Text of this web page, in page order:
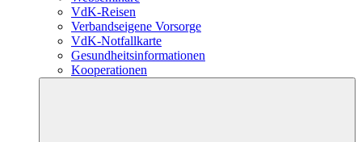
VdK-Reisen
Verbandseigene Vorsorge
VdK-Notfallkarte
Gesundheitsinformationen
Kooperationen